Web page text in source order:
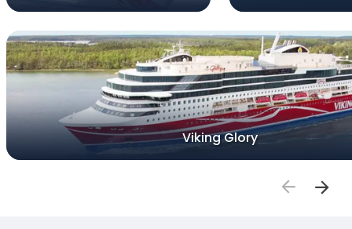
Viking Glory